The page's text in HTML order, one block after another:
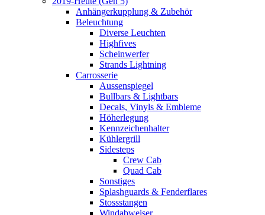
Anhängerkupplung & Zubehör
Beleuchtung
Diverse Leuchten
Highfives
Scheinwerfer
Strands Lightning
Carrosserie
Aussenspiegel
Bullbars & Lightbars
Decals, Vinyls & Embleme
Höherlegung
Kennzeichenhalter
Kühlergrill
Sidesteps
Crew Cab
Quad Cab
Sonstiges
Splashguards & Fenderflares
Stossstangen
Windabweiser